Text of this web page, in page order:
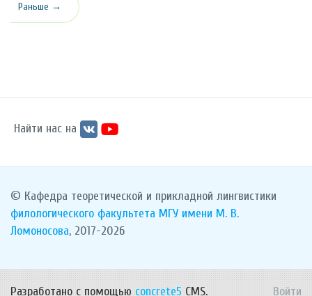
Раньше →
Найти нас на
© Кафедра теоретической и прикладной лингвистики
филологического факультета МГУ имени М. В.
Ломоносова, 2017-2026
Разработано с помощью concrete5 CMS. Войти